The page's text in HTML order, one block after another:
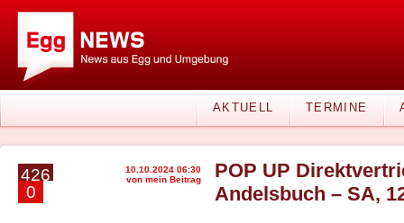
AKTUELL TERMINE
426
0
10.10.2024 06:30
von mein Beitrag
POP UP
Andelsbuch – SA,